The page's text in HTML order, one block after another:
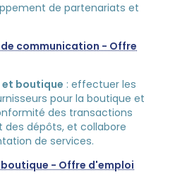
de partenariats et
communication - Offre
et boutique : effectuer les
pour la boutique et
des transactions
des dépôts, et collabore
de services.
- Offre d'emploi